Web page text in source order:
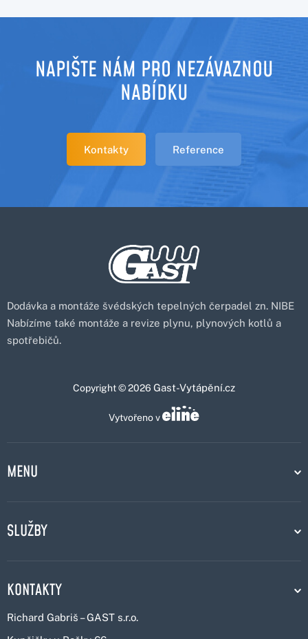
NAPIŠTE NÁM PRO NEZÁVAZNOU
NABÍDKU
Kontakty Reference
Dodávka a montáže švédských tepelných čerpadel zn. NIBE
Nabízíme také montáže a revize plynu, plynových kotlů a
spotřebičů.
Copyright © 2026 Gast-Vytápění.cz
Vytvořeno v
MENU
SLUŽBY
KONTAKTY
Richard Gabriš – GAST s.r.o.